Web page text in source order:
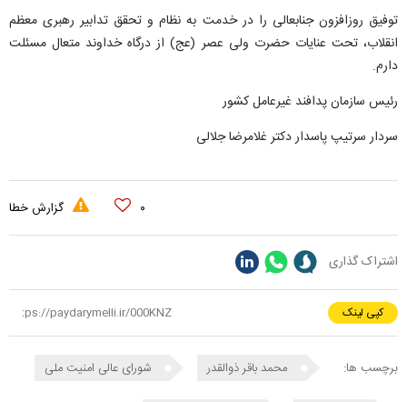
توفیق روزافزون جنابعالی را در خدمت به نظام و تحقق تدابیر رهبری معظم
انقلاب، تحت عنایات حضرت ولی عصر (عج) از درگاه خداوند متعال مسئلت
دارم.
رئیس سازمان پدافند غیرعامل کشور
سردار سرتیپ پاسدار دکتر غلامرضا جلالی
۰ گزارش خطا
اشتراک گذاری
کپی لینک
برچسب ها: محمد باقر ذوالقدر شورای عالی امنیت ملی